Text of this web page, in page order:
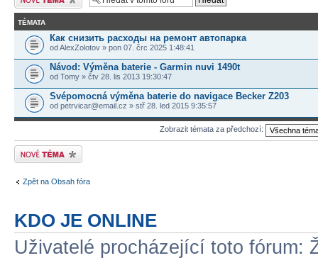
TÉMATA
Как снизить расходы на ремонт автопарка
od AlexZolotov » pon 07. črc 2025 1:48:41
Návod: Výměna baterie - Garmin nuvi 1490t
od Tomy » čtv 28. lis 2013 19:30:47
Svépomocná výměna baterie do navigace Becker Z203
od petrvicar@email.cz » stř 28. led 2015 9:35:57
Zobrazit témata za předchozí:
Odeslat nové téma
Zpět na Obsah fóra
KDO JE ONLINE
Uživatelé procházející toto fórum: